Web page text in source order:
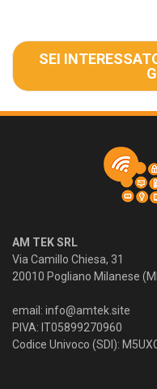
SEI
AM TEK SRL
Via Camillo Chiesa, 31
20010 Pogliano Milanese
email: info@amtek.site
PIVA: IT05899270960
Codice Univoco (SDI):